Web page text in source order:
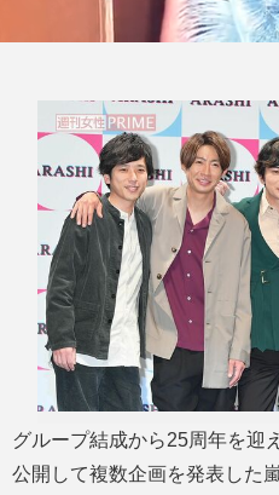
グループ結成から25周年を迎
公開して複数企画を発表した